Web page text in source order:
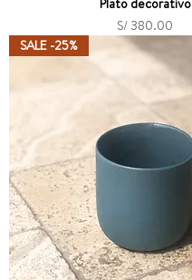
Plato decorativo
Precio
S/ 380.00
SALE -25%